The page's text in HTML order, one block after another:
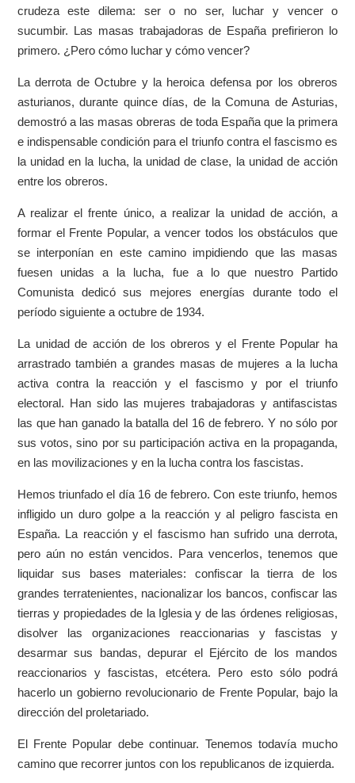
crudeza este dilema: ser o no ser, luchar y vencer o
sucumbir. Las masas trabajadoras de España prefirieron lo
primero. ¿Pero cómo luchar y cómo vencer?
La derrota de Octubre y la heroica defensa por los obreros
asturianos, durante quince días, de la Comuna de Asturias,
demostró a las masas obreras de toda España que la primera
e indispensable condición para el triunfo contra el fascismo es
la unidad en la lucha, la unidad de clase, la unidad de acción
entre los obreros.
A realizar el frente único, a realizar la unidad de acción, a
formar el Frente Popular, a vencer todos los obstáculos que
se interponían en este camino impidiendo que las masas
fuesen unidas a la lucha, fue a lo que nuestro Partido
Comunista dedicó sus mejores energías durante todo el
período siguiente a octubre de 1934.
La unidad de acción de los obreros y el Frente Popular ha
arrastrado también a grandes masas de mujeres a la lucha
activa contra la reacción y el fascismo y por el triunfo
electoral. Han sido las mujeres trabajadoras y antifascistas
las que han ganado la batalla del 16 de febrero. Y no sólo por
sus votos, sino por su participación activa en la propaganda,
en las movilizaciones y en la lucha contra los fascistas.
Hemos triunfado el día 16 de febrero. Con este triunfo, hemos
infligido un duro golpe a la reacción y al peligro fascista en
España. La reacción y el fascismo han sufrido una derrota,
pero aún no están vencidos. Para vencerlos, tenemos que
liquidar sus bases materiales: confiscar la tierra de los
grandes terratenientes, nacionalizar los bancos, confiscar las
tierras y propiedades de la Iglesia y de las órdenes religiosas,
disolver las organizaciones reaccionarias y fascistas y
desarmar sus bandas, depurar el Ejército de los mandos
reaccionarios y fascistas, etcétera. Pero esto sólo podrá
hacerlo un gobierno revolucionario de Frente Popular, bajo la
dirección del proletariado.
El Frente Popular debe continuar. Tenemos todavía mucho
camino que recorrer juntos con los republicanos de izquierda.